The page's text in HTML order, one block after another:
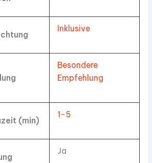
Inklusive
Besondere
Empfehlung
(min)
1-5
Ja